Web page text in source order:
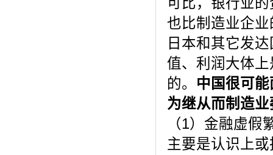
也比制造业企
日本和其它发
值、利润大体
的。 中国很可
为继从而制造
（1）金融虚假
主要是认识上